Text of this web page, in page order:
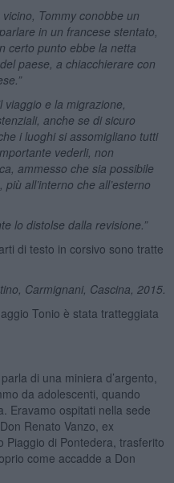
Tommy conobbe un
in un francese stentato,
certo punto ebbe la netta
paese, a chiacchierare con
e la migrazione,
anche se di sicuro
i luoghi si assomigliano tutti
vederli, non
ammesso che sia possibile
all’interno che all’esterno
lo distolse dalla revisione.”
di testo in corsivo sono tratte
Carmignani, Cascina, 2015.
Tonio è stata tratteggiata
di una miniera d’argento,
da adolescenti, quando
Eravamo ospitati nella sede
Renato Vanzo, ex
Piaggio di Pontedera, trasferito
come accadde a Don